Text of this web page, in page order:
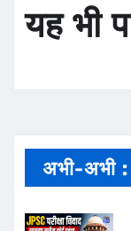
यह भी
अभी-अभी :